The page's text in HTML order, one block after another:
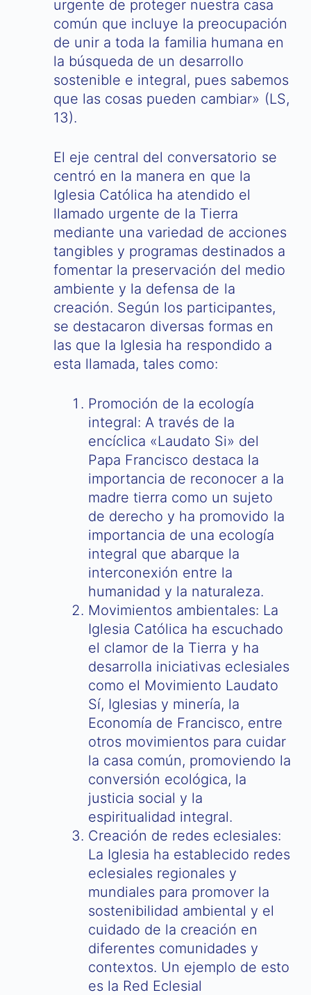
urgente de proteger nuestra casa
común que incluye la preocupación
de unir a toda la familia humana en
la búsqueda de un desarrollo
sostenible e integral, pues sabemos
que las cosas pueden cambiar» (LS,
13).
El eje central del conversatorio se
centró en la manera en que la
Iglesia Católica ha atendido el
llamado urgente de la Tierra
mediante una variedad de acciones
tangibles y programas destinados a
fomentar la preservación del medio
ambiente y la defensa de la
creación. Según los participantes,
se destacaron diversas formas en
las que la Iglesia ha respondido a
esta llamada, tales como:
Promoción de la ecología
integral: A través de la
encíclica «Laudato Si» del
Papa Francisco destaca la
importancia de reconocer a la
madre tierra como un sujeto
de derecho y ha promovido la
importancia de una ecología
integral que abarque la
interconexión entre la
humanidad y la naturaleza.
Movimientos ambientales: La
Iglesia Católica ha escuchado
el clamor de la Tierra y ha
desarrolla iniciativas eclesiales
como el Movimiento Laudato
Sí, Iglesias y minería, la
Economía de Francisco, entre
otros movimientos para cuidar
la casa común, promoviendo la
conversión ecológica, la
justicia social y la
espiritualidad integral.
Creación de redes eclesiales:
La Iglesia ha establecido redes
eclesiales regionales y
mundiales para promover la
sostenibilidad ambiental y el
cuidado de la creación en
diferentes comunidades y
contextos. Un ejemplo de esto
es la Red Eclesial